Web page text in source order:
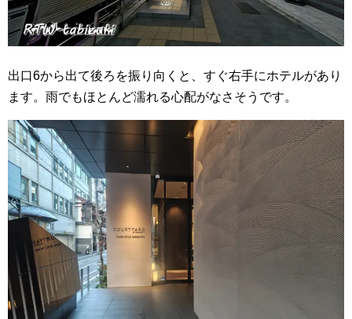
出口6から出て後ろを振り向くと、すぐ右手にホテルがあり
ます。雨でもほとんど濡れる心配がなさそうです。